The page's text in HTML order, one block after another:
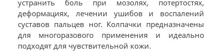
устранить боль при мозолях, потертостях,
деформациях, лечении ушибов и воспалений
суставов пальцев ног. Колпачки предназначены
для многоразового применения и идеально
подходят для чувствительной кожи.